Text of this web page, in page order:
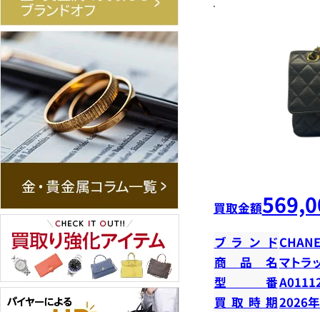
買取金額
ブランド
商品名マトラ
型番
買取時期2026